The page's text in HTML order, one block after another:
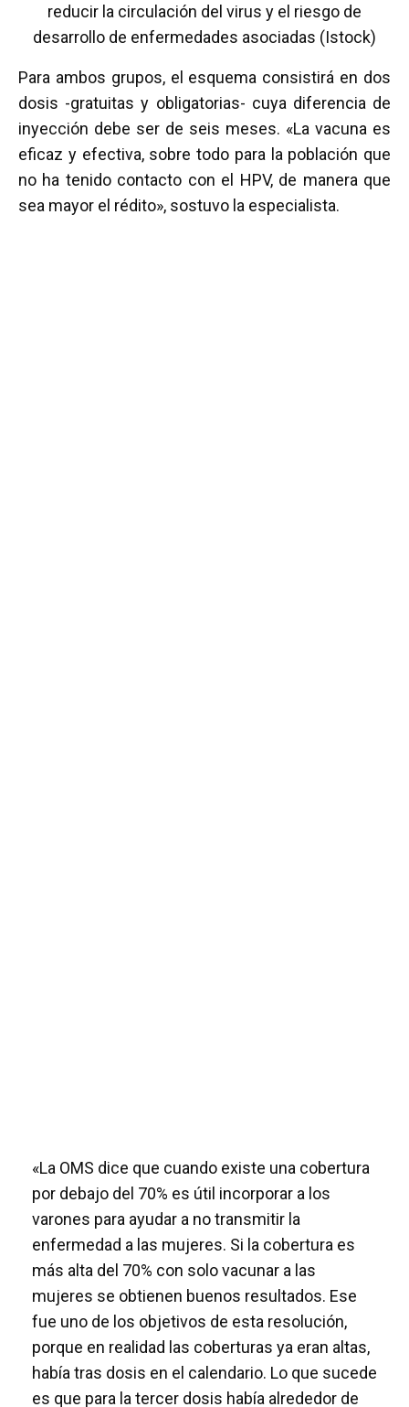
reducir la circulación del virus y el riesgo de
desarrollo de enfermedades asociadas (Istock)
Para ambos grupos, el esquema consistirá en dos
dosis -gratuitas y obligatorias- cuya diferencia de
inyección debe ser de seis meses. «La vacuna es
eficaz y efectiva, sobre todo para la población que
no ha tenido contacto con el HPV, de manera que
sea mayor el rédito», sostuvo la especialista.
«La OMS dice que cuando existe una cobertura
por debajo del 70% es útil incorporar a los
varones para ayudar a no transmitir la
enfermedad a las mujeres. Si la cobertura es
más alta del 70% con solo vacunar a las
mujeres se obtienen buenos resultados. Ese
fue uno de los objetivos de esta resolución,
porque en realidad las coberturas ya eran altas,
había tras dosis en el calendario. Lo que sucede
es que para la tercer dosis había alrededor de